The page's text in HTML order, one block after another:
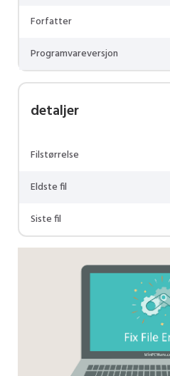
Forfatter
Programvareversjon
detaljer
Filstørrelse
Eldste fil
Siste fil